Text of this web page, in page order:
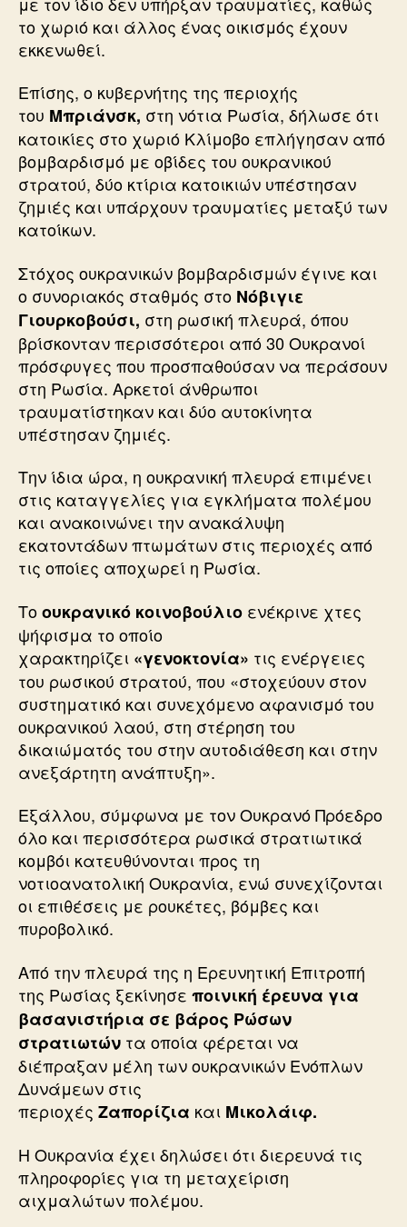
το χωριό και άλλος ένας οικισμός έχουν
εκκενωθεί.
Επίσης, ο κυβερνήτης της περιοχής
του Μπριάνσκ, στη νότια Ρωσία, δήλωσε ότι
κατοικίες στο χωριό Κλίμοβο επλήγησαν από
βομβαρδισμό με οβίδες του ουκρανικού
στρατού, δύο κτίρια κατοικιών υπέστησαν
ζημιές και υπάρχουν τραυματίες μεταξύ των
κατοίκων.
Στόχος ουκρανικών βομβαρδισμών έγινε και
ο συνοριακός σταθμός στο Νόβιγιε
Γιουρκοβούσι, στη ρωσική πλευρά, όπου
βρίσκονταν περισσότεροι από 30 Ουκρανοί
πρόσφυγες που προσπαθούσαν να περάσουν
στη Ρωσία. Αρκετοί άνθρωποι
τραυματίστηκαν και δύο αυτοκίνητα
υπέστησαν ζημιές.
Την ίδια ώρα, η ουκρανική πλευρά επιμένει
στις καταγγελίες για εγκλήματα πολέμου
και ανακοινώνει την ανακάλυψη
εκατοντάδων πτωμάτων στις περιοχές από
τις οποίες αποχωρεί η Ρωσία.
Τοουκρανικό κοινοβούλιο ενέκρινε χτες
ψήφισμα το οποίο
χαρακτηρίζει «γενοκτονία» τις ενέργειες
του ρωσικού στρατού, που «στοχεύουν στον
συστηματικό και συνεχόμενο αφανισμό του
ουκρανικού λαού, στη στέρηση του
δικαιώματός του στην αυτοδιάθεση και στην
ανεξάρτητη ανάπτυξη».
Εξάλλου, σύμφωνα με τον Ουκρανό Πρόεδρο
όλο και περισσότερα ρωσικά στρατιωτικά
κομβόι κατευθύνονται προς τη
νοτιοανατολική Ουκρανία, ενώ συνεχίζονται
οι επιθέσεις με ρουκέτες, βόμβες και
πυροβολικό.
Από την πλευρά της η Ερευνητική Επιτροπή
της Ρωσίας ξεκίνησε ποινική έρευνα για
βασανιστήρια σε βάρος Ρώσων
στρατιωτών τα οποία φέρεται να
διέπραξαν μέλη των ουκρανικών Ενόπλων
Δυνάμεων στις
περιοχές Ζαπορίζια και Μικολάιφ.
Η Ουκρανία έχει δηλώσει ότι διερευνά τις
πληροφορίες για τη μεταχείριση
αιχμαλώτων πολέμου.